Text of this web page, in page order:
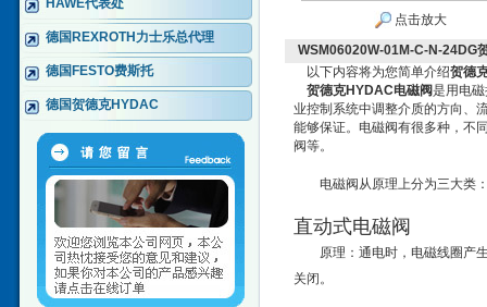
HAWE代表处
德国REXROTH力士乐总代理
德国FESTO费斯托
德国贺德克HYDAC
点击放大
WSM06020W-01M-C-N-24DG
以下内容将为您简单介绍贺德
贺德克HYDAC电磁阀是用电
业控制系统中调整介质的方向、
能够保证。电磁阀有很多种，不
阀等。
电磁阀从原理上分为三大类
直动式电磁阀
原理：通电时，电磁线圈产
关闭。